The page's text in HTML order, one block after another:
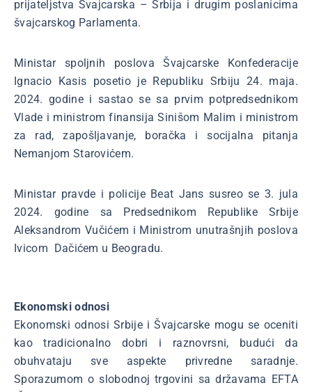
prijateljstva Švajcarska – Srbija i drugim poslanicima
švajcarskog Parlamenta.
Ministar spoljnih poslova Švajcarske Konfederacije
Ignacio Kasis posetio je Republiku Srbiju 24. maja.
2024. godine i sastao se sa prvim potpredsednikom
Vlade i ministrom finansija Sinišom Malim i ministrom
za rad, zapošljavanje, boračka i socijalna pitanja
Nemanjom Starovićem.
Ministar pravde i policije Beat Jans susreo se 3. jula
2024. godine sa Predsednikom Republike Srbije
Aleksandrom Vučićem i Ministrom unutrašnjih poslova
Ivicom Dačićem u Beogradu.
Ekonomski odnosi
Ekonomski odnosi Srbije i Švajcarske mogu se oceniti
kao tradicionalno dobri i raznovrsni, budući da
obuhvataju sve aspekte privredne saradnje.
Sporazumom o slobodnoj trgovini sa državama EFTA